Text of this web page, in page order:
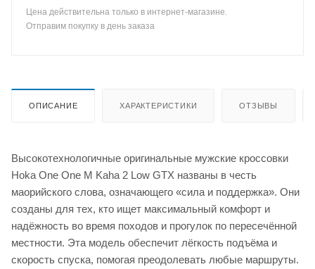
Цена действительна только в интернет-магазине.
Отправим покупку в день заказа
ОПИСАНИЕ ХАРАКТЕРИСТИКИ ОТЗЫВЫ
Высокотехнологичные оригинальные мужские кроссовки
Hoka One One M Kaha 2 Low GTX названы в честь
маорийского слова, означающего «сила и поддержка». Они
созданы для тех, кто ищет максимальный комфорт и
надёжность во время походов и прогулок по пересечённой
местности. Эта модель обеспечит лёгкость подъёма и
скорость спуска, помогая преодолевать любые маршруты.